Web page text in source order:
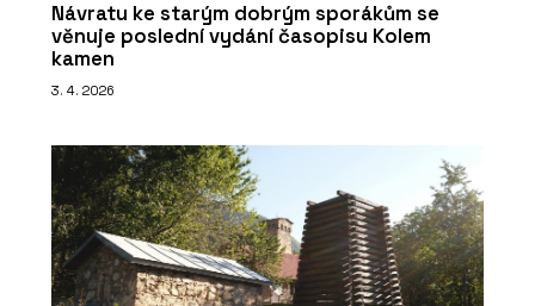
Návratu ke starým dobrým sporákům se
věnuje poslední vydání časopisu Kolem
kamen
3. 4. 2026